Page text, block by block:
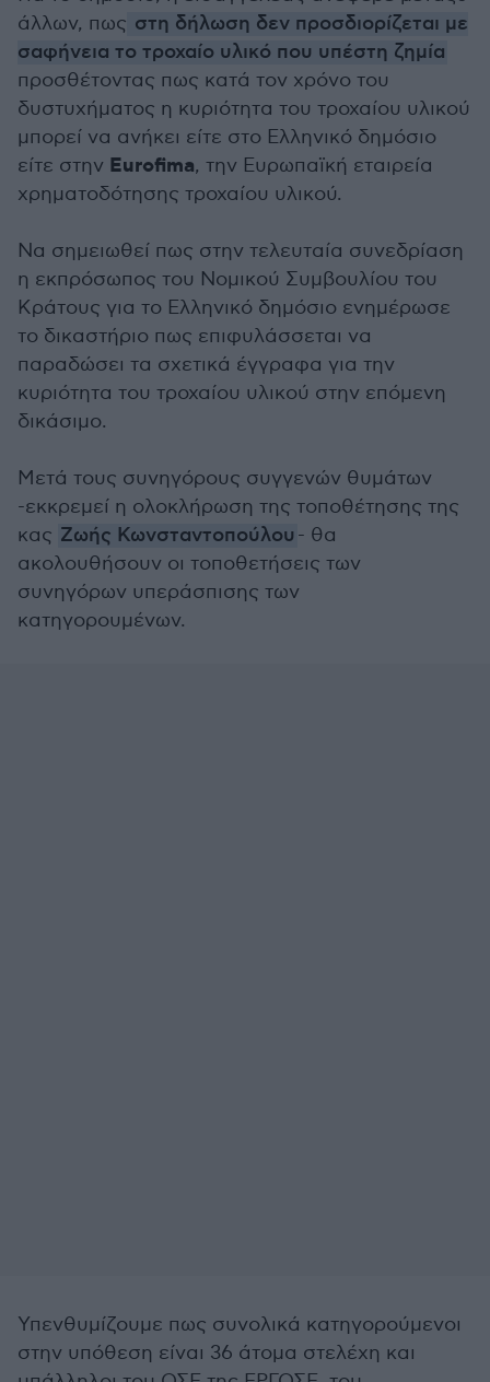
άλλων, πως στη δήλωση δεν προσδιορίζεται με
σαφήνεια το τροχαίο υλικό που υπέστη ζημία
προσθέτοντας πως κατά τον χρόνο του
δυστυχήματος η κυριότητα του τροχαίου υλικού
μπορεί να ανήκει είτε στο Ελληνικό δημόσιο
είτε στην Eurofima, την Ευρωπαϊκή εταιρεία
χρηματοδότησης τροχαίου υλικού.
Να σημειωθεί πως στην τελευταία συνεδρίαση
η εκπρόσωπος του Νομικού Συμβουλίου του
Κράτους για το Ελληνικό δημόσιο ενημέρωσε
το δικαστήριο πως επιφυλάσσεται να
παραδώσει τα σχετικά έγγραφα για την
κυριότητα του τροχαίου υλικού στην επόμενη
δικάσιμο.
Μετά τους συνηγόρους συγγενών θυμάτων
-εκκρεμεί η ολοκλήρωση της τοποθέτησης της
κας Ζωής Κωνσταντοπούλου - θα
ακολουθήσουν οι τοποθετήσεις των
συνηγόρων υπεράσπισης των
κατηγορουμένων.
Υπενθυμίζουμε πως συνολικά κατηγορούμενοι
στην υπόθεση είναι 36 άτομα στελέχη και